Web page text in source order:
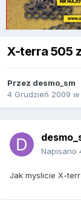
X-terra 505
Przez desmo_sm
4 Grudzień 2009 w
Napisano
Jak myslicie X-